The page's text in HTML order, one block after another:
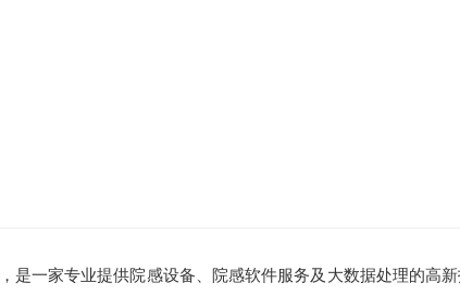
一家专业提供院感设备、院感软件服务及大数据处理的高